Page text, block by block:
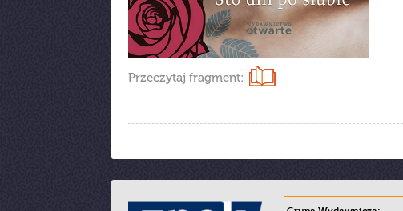
Przeczytaj fragment: